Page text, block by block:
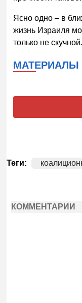
Ясно одно – в
жизнь Израиля
только не скучной.
МАТЕРИАЛЫ
Теги:
КОММЕНТАРИИ